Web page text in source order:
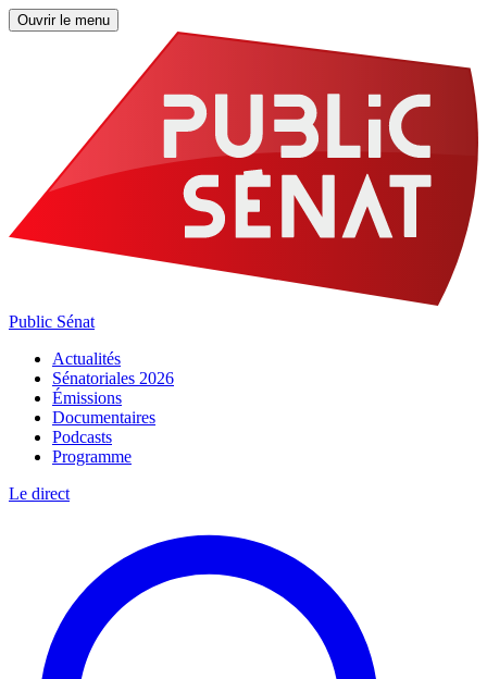
Ouvrir le menu
Public Sénat
Actualités
Sénatoriales 2026
Émissions
Documentaires
Podcasts
Programme
Le direct